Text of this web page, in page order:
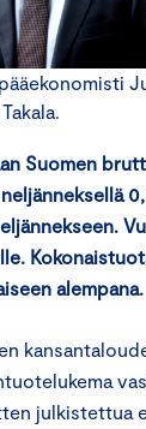
Suomen
alempana.
julkistettua